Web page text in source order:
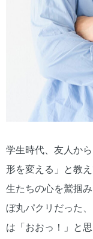
学生時代、友人か
形を変える」と教
生たちの心を鷲掴
ぼ丸パクリだった
は「おおっ！」と